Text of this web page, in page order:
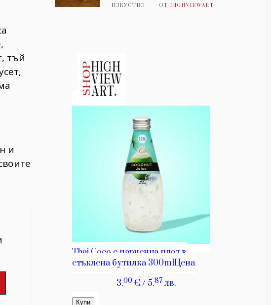
тъй
и
ИЗКУСТВО ОТHIGHVIEWART